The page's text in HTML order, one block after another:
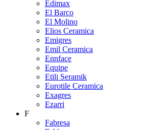
Edimax
El Barco
El Molino
Elios Ceramica
Emigres
Emil Ceramica
Ennface
Equipe
Etili Seramik
Eurotile Ceramica
Exagres
Ezarri
F
Fabresa